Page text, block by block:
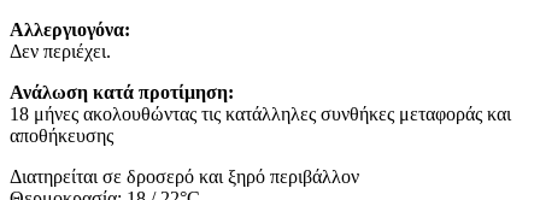
Αλλεργιογόνα:
Δεν περιέχει.
Ανάλωση κατά προτίμηση:
18 μήνες ακολουθώντας τις κατάλληλες συνθήκες μεταφοράς και
αποθήκευσης
Διατηρείται σε δροσερό και ξηρό περιβάλλον